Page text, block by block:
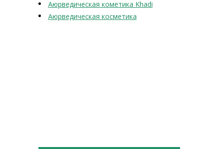
Аюрведическая кометика Khadi
Аюрведическая косметика